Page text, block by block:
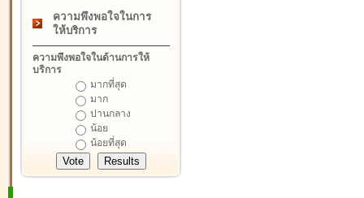
ความพึงพอใจในการ
ให้บริการ
ความพึงพอใจในด้านการให้
บริการ
มากที่สุด
มาก
ปานกลาง
น้อย
น้อยที่สุด